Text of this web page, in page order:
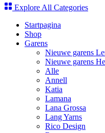
Explore All Categories
Startpagina
Shop
Garens
Nieuwe garens
Nieuwe garens
Alle
Annell
Katia
Lamana
Lana Grossa
Lang Yarns
Rico Design